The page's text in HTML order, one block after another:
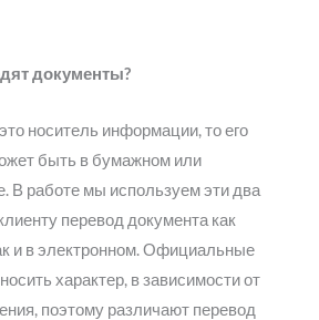
документы?
носитель информации, то его
быть в бумажном или
В работе мы используем эти два
перевод документа как
и в электронном. Официальные
характер, в зависимости от
поэтому различают перевод